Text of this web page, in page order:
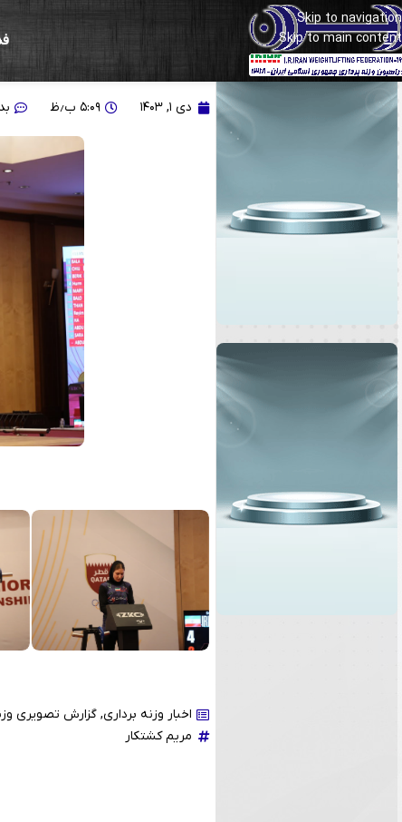
Skip to navigation
Skip to main content
گزارش تصویری از رقابت
دی ۱, ۱۴۰۳ ۵:۰۹ ب٫ظ
اخبار وزنه برداری, گزارش تصویری
مریم کشتکار